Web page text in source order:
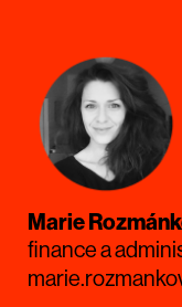
Marie
finance a